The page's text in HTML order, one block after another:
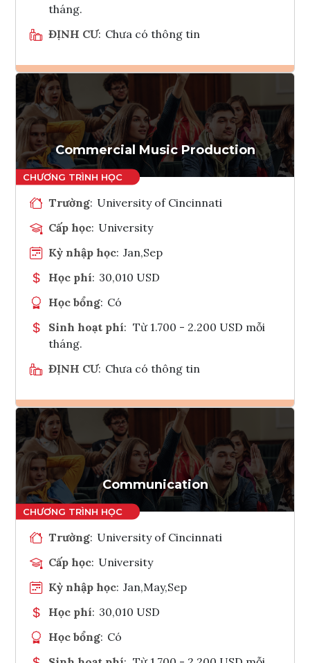
tháng.
ĐỊNH CƯ: Chưa có thông tin
Ghi danh
Tham vấn Interlink
Commercial Music Production
Trường: University of Cincinnati
Cấp học: University
Kỳ nhập học: Jan,Sep
Học phí: 30,010 USD
Học bổng: Có
Sinh hoạt phí: Từ 1.700 - 2.200 USD mỗi
tháng.
ĐỊNH CƯ: Chưa có thông tin
Ghi danh
Tham vấn Interlink
Communication
Trường: University of Cincinnati
Cấp học: University
Kỳ nhập học: Jan,May,Sep
Học phí: 30,010 USD
Học bổng: Có